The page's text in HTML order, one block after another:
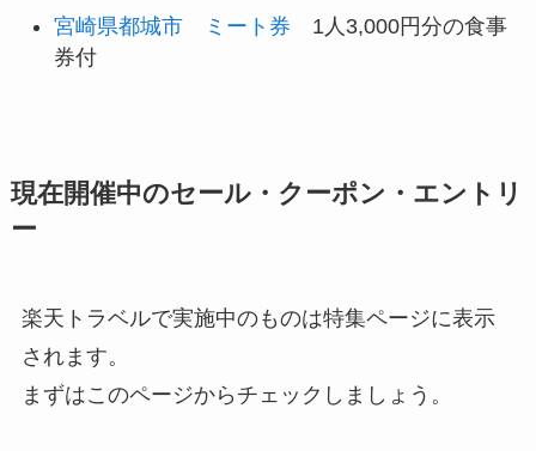
宮崎県都城市 ミート券 1人3,000円分の食事
券付
現在開催中のセール・クーポン・エントリ
ー
楽天トラベルで実施中のものは特集ページに表示
されます。
まずはこのページからチェックしましょう。